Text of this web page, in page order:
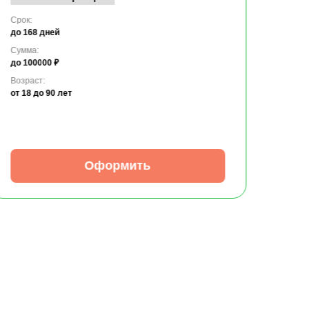
Срок:
до 168 дней
Сумма:
до 100000 ₽
Возраст:
от 18 до 90 лет
Оформить